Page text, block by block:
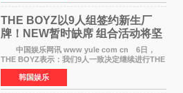
THE BOYZ以9人组签约新生厂
牌！NEW暂时缺席 组合活动将坚
定不移继续
中国娱乐网讯 www yule com cn 6日，
THE BOYZ表示：我们9人一致决定继续进行THE
BOYZ组合活动，并且已经完成了组合团体活动
签约。目前正在新生厂牌下进行活动准备。尚未
离开THE BOYZ原所
韩国娱乐